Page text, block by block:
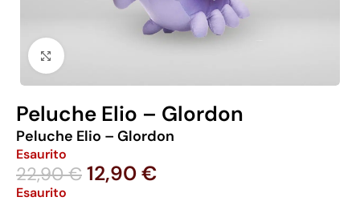
Click to enlarge
Peluche Elio – Glordon
Peluche Elio – Glordon
Esaurito
22,90€ 12,90€
Esaurito